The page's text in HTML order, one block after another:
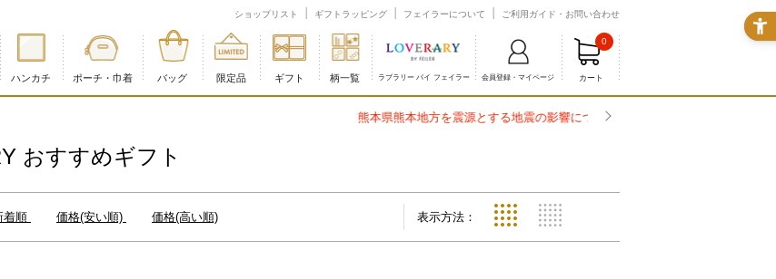
ショップリスト ギフトラッピング フェイラーについて ご利用ガイド・お問い合わせ
ハンカチ ポーチ・巾着 バッグ 限定品 ギフト 柄一覧 ラブラリー バイ フェイラー 会員登録・マイページ カート
0
おすすめギフト
表示方法：
着順 価格(安い順) 価格(高い順)